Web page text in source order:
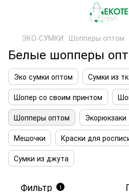
ЭКО-СУМКИ Шопперы оптом
Белые шопперы
Эко сумки оптом
Сумки из
Шопер со своим принтом
Шопперы оптом
Экорюкзаки
Мешочки
Краски для
Сумки из джута
Фильтр 1